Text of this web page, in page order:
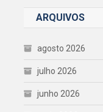
ARQUIVOS
agosto 2026
julho 2026
junho 2026